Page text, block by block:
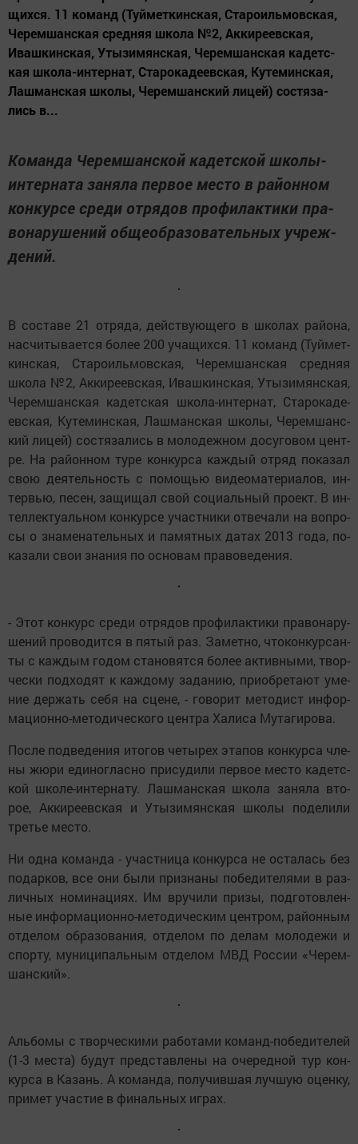
щих­ся. 11 ко­манд (Туй­мет­кинс­кая, Ста­ро­иль­мовс­кая,
Че­рем­шанс­кая сред­няя шко­ла №2, Ак­ки­ре­евс­кая,
Иваш­кинс­кая, Уты­зи­мянс­кая, Че­рем­шанс­кая ка­детс­
кая шко­ла-ин­тер­нат, Ста­ро­ка­де­евс­кая, Ку­те­минс­кая,
Лаш­манс­кая школы, Че­рем­шанс­кий ли­цей) сос­тя­за­
лись в...
Ко­ман­да Че­рем­шанс­кой ка­детс­кой шко­лы-
ин­тер­на­та за­ня­ла пер­вое мес­то в ра­йон­ном
кон­кур­се сре­ди от­ря­дов про­фи­лак­ти­ки пра­
во­на­ру­ше­ний об­ще­об­ра­зо­ва­тель­ных уч­реж­
де­ний.
В сос­та­ве 21 от­ря­да, дейст­ву­ю­ще­го в шко­лах ра­йо­на,
нас­чи­ты­ва­ет­ся бо­лее 200 уча­щих­ся. 11 ко­манд (Туй­мет­
кинс­кая, Ста­ро­иль­мовс­кая, Че­рем­шанс­кая сред­няя
шко­ла №2, Ак­ки­ре­евс­кая, Иваш­кинс­кая, Уты­зи­мянс­кая,
Че­рем­шанс­кая ка­детс­кая шко­ла-ин­тер­нат, Ста­ро­ка­де­
евс­кая, Ку­те­минс­кая, Лаш­манс­кая школы, Че­рем­шанс­
кий ли­цей) сос­тя­за­лись в мо­ло­деж­ном до­су­го­вом цент­
ре. На ра­йон­ном ту­ре кон­кур­са каж­дый от­ряд по­ка­зал
свою де­я­тель­ность с по­мощью ви­де­о­ма­те­ри­а­лов, ин­
тервью, пе­сен, за­щи­щал свой со­ци­аль­ный про­ект. В ин­
тел­лек­ту­аль­ном кон­кур­се участ­ни­ки от­ве­ча­ли на воп­ро­
сы о зна­ме­на­тель­ных и па­мят­ных да­тах 2013 го­да, по­
ка­за­ли свои зна­ния по ос­но­вам пра­во­ве­де­ния.
- Этот кон­курс сре­ди от­ря­дов про­фи­лак­ти­ки пра­во­на­ру­
ше­ний про­во­дит­ся в пя­тый раз. За­мет­но, чтокон­кур­сан­
ты с каж­дым го­дом ста­но­вят­ся бо­лее ак­тив­ны­ми, твор­
чес­ки под­хо­дят к каж­до­му за­да­нию, при­об­ре­та­ют уме­
ние дер­жать се­бя на сце­не, - го­во­рит ме­то­дист ин­фор­
ма­ци­он­но-ме­то­ди­чес­ко­го цент­ра Ха­ли­са Му­та­ги­ро­ва.
Пос­ле под­ве­де­ния ито­гов че­ты­рех эта­пов кон­кур­са чле­
ны жю­ри еди­ног­лас­но при­су­ди­ли пер­вое мес­то ка­детс­
кой шко­ле-ин­тер­на­ту. Лаш­манс­кая шко­ла за­ня­ла вто­
рое, Ак­ки­ре­евс­кая и Уты­зи­мянс­кая шко­лы по­де­ли­ли
третье мес­то.
Ни од­на ко­ман­да - участ­ни­ца кон­кур­са не ос­та­лась без
по­дар­ков, все они бы­ли приз­на­ны по­бе­ди­те­ля­ми в раз­
лич­ных но­ми­на­ци­ях. Им вру­чи­ли при­зы, под­го­тов­лен­
ные ин­фор­ма­ци­он­но-ме­то­ди­чес­ким цент­ром, ра­йон­ным
от­де­лом об­ра­зо­ва­ния, от­де­лом по де­лам мо­ло­де­жи и
спор­ту, му­ни­ци­паль­ным от­де­лом МВД Рос­сии «Че­рем­
шанс­кий».
Аль­бо­мы с твор­чес­ки­ми ра­бо­та­ми ко­манд-по­бе­ди­те­лей
(1-3 мес­та) бу­дут предс­тав­ле­ны на оче­ред­ной тур кон­
кур­са в Ка­зань. А ко­ман­да, по­лу­чив­шая луч­шую оцен­ку,
при­мет учас­тие в фи­наль­ных иг­рах.